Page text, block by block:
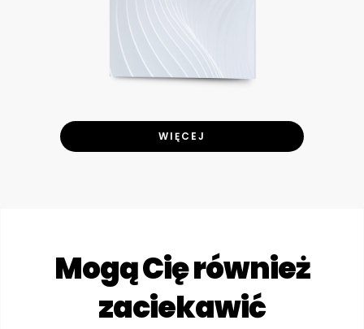
WIĘCEJ
Mogą Cię również
zaciekawić